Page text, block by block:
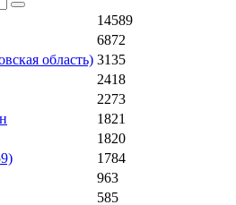
14589
6872
область) 3135
2418
2273
1821
1820
1784
963
585